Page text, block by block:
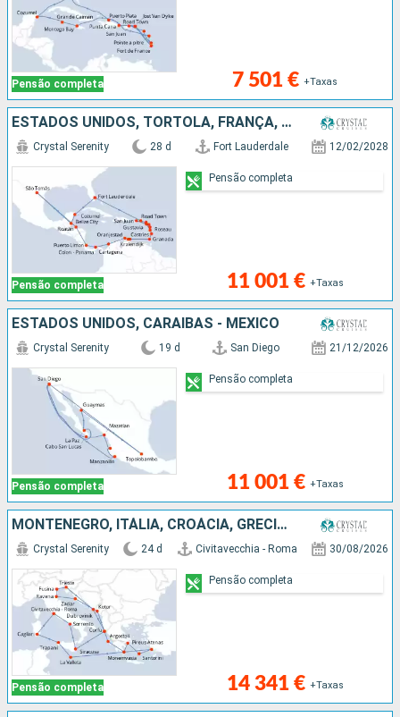
Pensão completa 7 501 € +Taxas
ESTADOS UNIDOS, TORTOLA, FRANÇA, DOMINICA, PORTO RICO, ANTÍGUA E BARBUDA, GUADALUPE, SANTA LÚCIA, GRENADA, BONAIRE, ARUBA, COLÔMBIA, PANAMA, COSTA RICA, HONDURAS, SÃO TOMÁS, BELIZE, CARAIBAS - MEXICO
Pensão completa
Crystal Serenity 28 d Fort Lauderdale 12/02/2028
11 001 € +Taxas
Pensão completa
ESTADOS UNIDOS, CARAIBAS - MEXICO
Pensão completa
Crystal Serenity 19 d San Diego 21/12/2026
11 001 € +Taxas
Pensão completa
MONTENEGRO, ITÁLIA, CROÁCIA, GRÉCIA, TURQUIA, MALTA
Pensão completa
Crystal Serenity 24 d Civitavecchia - Roma 30/08/2026
14 341 € +Taxas
Pensão completa